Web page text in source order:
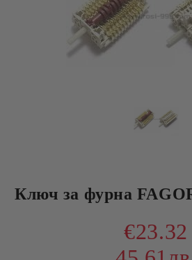
Ключ за фурна
€23.32